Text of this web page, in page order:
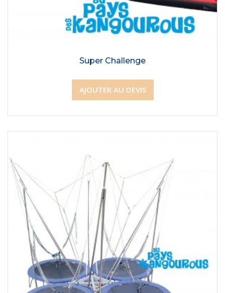
Super Challenge
AJOUTER AU DEVIS